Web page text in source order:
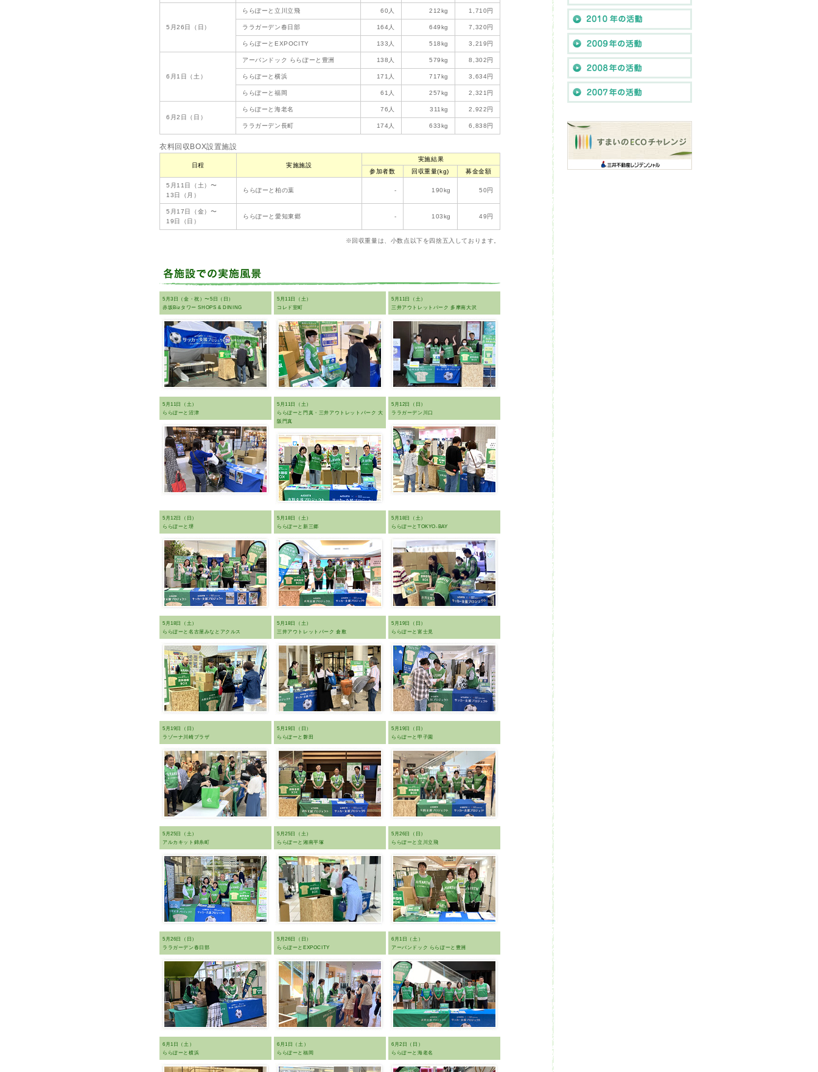
5月26日（日）
ららぽーと立川立飛 60人 212kg 1,710円
ララガーデン春日部 164人 649kg 7,320円
ららぽーとEXPOCITY 133人 518kg 3,219円
6月1日（土）
アーバンドック ららぽーと豊洲 138人 579kg 8,302円
ららぽーと横浜 171人 717kg 3,634円
ららぽーと福岡 61人 257kg 2,321円
6月2日（日）
ららぽーと海老名 76人 311kg 2,922円
ララガーデン長町 174人 633kg 6,838円
衣料回収BOX設置施設
日程 実施施設
実施結果
参加者数
回収重量(kg) 募金金額
5月11日（土）〜
13日（月）
ららぽーと柏の葉 - 190kg 50円
5月17日（金）〜
19日（日）
ららぽーと愛知東郷 - 103kg 49円
※回収重量は、小数点以下を四捨五入しております。
5月3日（金・祝）〜5日（日）
赤坂Bizタワー SHOPS & DINING
5月11日（土）
コレド室町
5月11日（土）
三井アウトレットパーク 多摩南大沢
5月11日（土）
ららぽーと沼津
5月11日（土）
ららぽーと門真・三井アウトレットパーク 大
阪門真
5月12日（日）
ララガーデン川口
5月12日（日）
ららぽーと堺
5月18日（土）
ららぽーと新三郷
5月18日（土）
ららぽーとTOKYO-BAY
5月18日（土）
ららぽーと名古屋みなとアクルス
5月18日（土）
三井アウトレットパーク 倉敷
5月19日（日）
ららぽーと富士見
5月19日（日）
ラゾーナ川崎プラザ
5月19日（日）
ららぽーと磐田
5月19日（日）
ららぽーと甲子園
5月25日（土）
アルカキット錦糸町
5月25日（土）
ららぽーと湘南平塚
5月26日（日）
ららぽーと立川立飛
5月26日（日）
ララガーデン春日部
5月26日（日）
ららぽーとEXPOCITY
6月1日（土）
アーバンドック ららぽーと豊洲
6月1日（土）
ららぽーと横浜
6月1日（土）
ららぽーと福岡
6月2日（日）
ららぽーと海老名